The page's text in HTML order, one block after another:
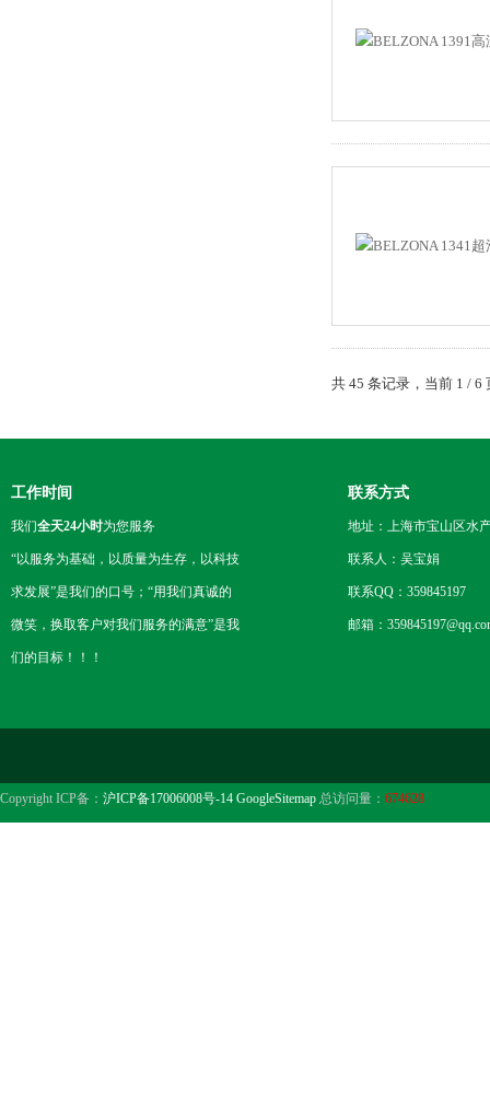
共 45 条记录，当前 1 /
工作时间
我们全天24小时为您服务
“以服务为基础，以质量为生存，以科技
求发展”是我们的口号；“用我们真诚的
微笑，换取客户对我们服务的满意”是我
们的目标！！！
联系方式
地址：上海市宝山区水
联系人：吴宝娟
联系QQ：359845197
邮箱：
Copyright ICP备： 沪ICP备17006008号-14 GoogleSitemap 总访问量： 674628